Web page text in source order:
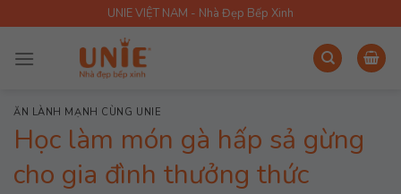
to
content
UNIE VIỆT NAM - Nhà Đẹp Bếp Xinh
ĂN LÀNH MẠNH CÙNG UNIE
Học làm món gà hấp sả gừng
cho gia đình thưởng thức